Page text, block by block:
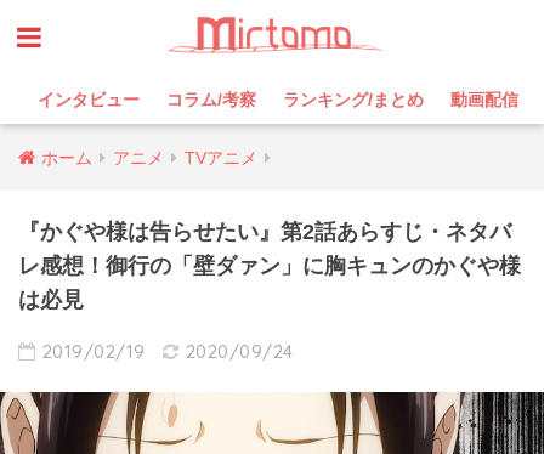
インタビュー コラム/考察 ランキング/まとめ 動画配信
ホーム アニメ TVアニメ
『かぐや様は告らせたい』第2話あらすじ・ネタバ
レ感想！御行の「壁ダァン」に胸キュンのかぐや様
は必見
2019/02/19 2020/09/24